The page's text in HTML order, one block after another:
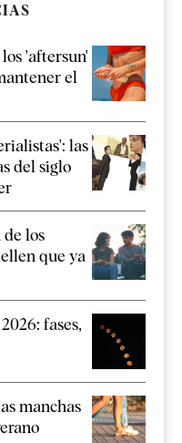
'aftersun'
el
las
del siglo
los
que ya
fases,
manchas